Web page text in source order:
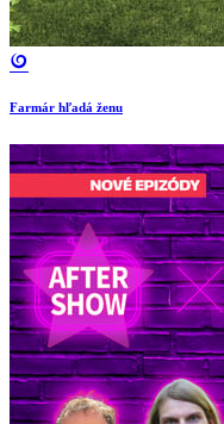
Farmár hľadá ženu